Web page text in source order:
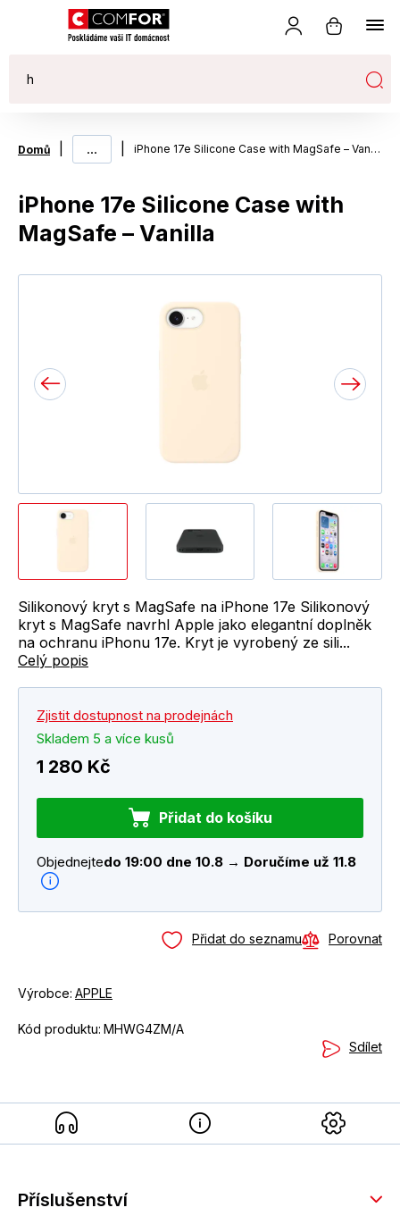
Domů ... iPhone 17e Silicone Case with MagSafe – Vanilla
iPhone 17e Silicone Case with
MagSafe – Vanilla
Silikonový kryt s MagSafe na iPhone 17e Silikonový
kryt s MagSafe navrhl Apple jako elegantní doplněk
na ochranu iPhonu 17e. Kryt je vyrobený ze sili...
Celý popis
Zjistit dostupnost na prodejnách
Skladem 5 a více kusů
1 280 Kč
Přidat do košíku
Objednejtedo 19:00 dne 10.8 → Doručíme už 11.8
Přidat do seznamu Porovnat
Výrobce: APPLE
Kód produktu: MHWG4ZM/A
Sdílet
Příslušenství